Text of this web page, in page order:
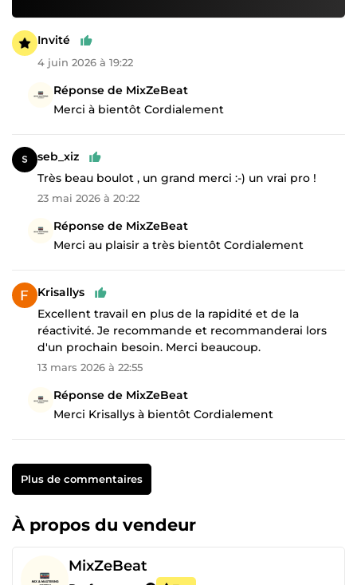
Invité
4 juin 2026 à 19:22
Réponse de MixZeBeat
Merci à bientôt Cordialement
seb_xiz
Très beau boulot , un grand merci :-) un vrai pro !
23 mai 2026 à 20:22
Réponse de MixZeBeat
Merci au plaisir a très bientôt Cordialement
Krisallys
Excellent travail en plus de la rapidité et de la
réactivité. Je recommande et recommanderai lors
d'un prochain besoin. Merci beaucoup.
13 mars 2026 à 22:55
Réponse de MixZeBeat
Merci Krisallys à bientôt Cordialement
Plus de commentaires
À propos du vendeur
MixZeBeat